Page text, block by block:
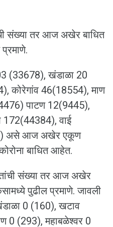
संख्या तर आज अखेर बाधित
(33678), खंडाळा 20
कोरेगांव 46(18554), माण
पाटण 12(9445),
वाई
असे आज अखेर एकूण
बाधित आहेत.
संख्या तर आज अखेर
पुढील प्रमाणे. जावली
0 (160), खटाव
0 (293), महाबळेश्वर 0